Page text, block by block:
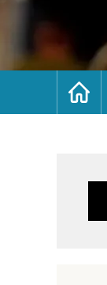
首